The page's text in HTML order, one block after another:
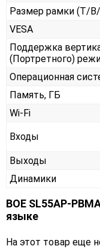
Размер рамки (T/
VESA
Поддержка
(Портретного)
Операционная
Память, ГБ
Wi-Fi
Входы
Выходы
Динамики
BOE SL55AP-
языке
На этот товар еще